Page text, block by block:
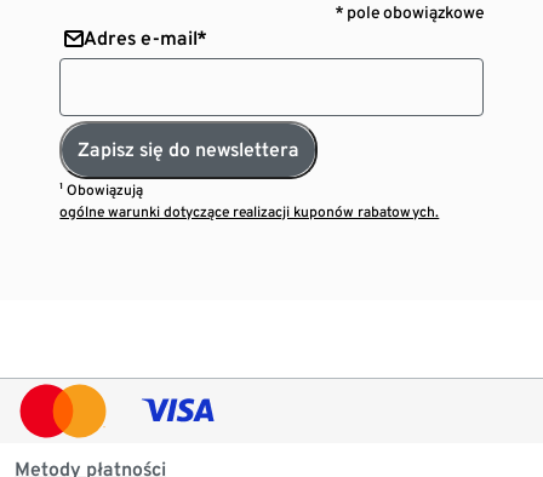
* pole obowiązkowe
Adres e-mail*
Zapisz się do newslettera
¹ Obowiązują
ogólne warunki dotyczące realizacji kuponów rabatowych.
Metody płatności